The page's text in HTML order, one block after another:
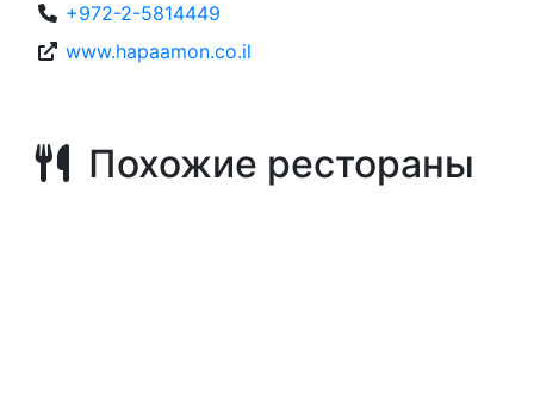
+972-2-5814449
www.hapaamon.co.il
Похожие рестораны